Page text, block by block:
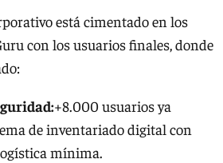
está cimentado en los
con los usuarios finales, donde
+8.000 usuarios ya
de inventariado digital con
mínima.